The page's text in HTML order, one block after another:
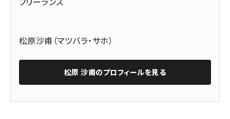
松原沙甫（マツバラ・サホ）
松原 沙甫のプロフィールを見る